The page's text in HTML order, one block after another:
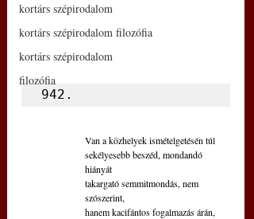
kortárs szépirodalom
kortárs szépirodalom filozófia
kortárs szépirodalom
filozófia
942.
Van a közhelyek ismételgetésén túl
sekélyesebb beszéd, mondandó
hiányát
takargató semmitmondás, nem
szószerint,
hanem kacifántos fogalmazás árán,